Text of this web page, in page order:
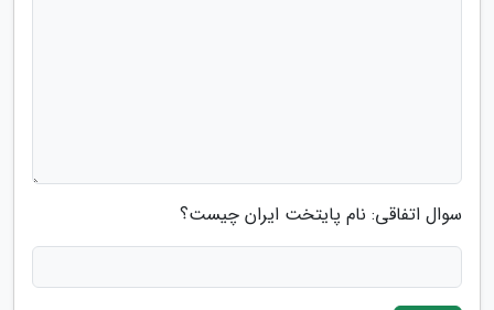
سوال اتفاقی: نام پایتخت ایران چیست؟